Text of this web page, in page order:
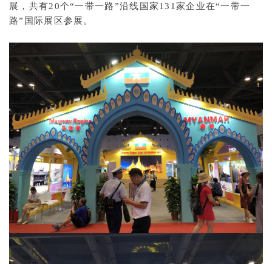
展，共有20个“一带一路”沿线国家131家企业在“一带一
路”国际展区参展。